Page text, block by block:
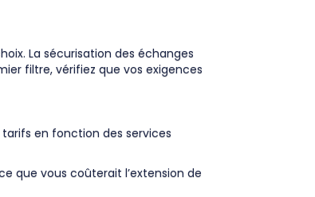
La sécurisation des échanges
filtre, vérifiez que vos exigences
en fonction des services
que vous coûterait l’extension de